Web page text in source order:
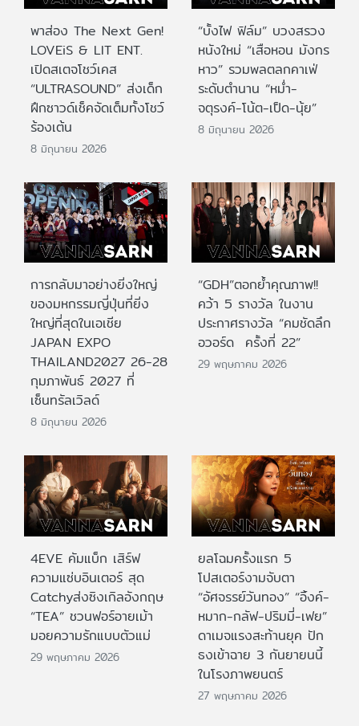
พาส่อง The Next Gen!
LOVEiS & LIT ENT.
เปิดสเตจโชว์เคส
“ULTRASOUND” ส่งเด็ก
ฝึกซาวด์เช็คจัดเต็มทั้งโชว์
ร้องเต้น
8 มิถุนายน 2026
“บั้งไฟ ฟิล์ม” บวงสรวง
หนังใหม่ “เสือหอน มังกร
หาว” รวมพลตลกคาเฟ่
ระดับตำนาน “หม่ำ-
จตุรงค์-โน้ต-เป็ด-นุ้ย”
8 มิถุนายน 2026
การกลับมาอย่างยิ่งใหญ่
ของมหกรรมญี่ปุ่นที่ยิ่ง
ใหญ่ที่สุดในเอเชีย
JAPAN EXPO
THAILAND2027 26-28
กุมภาพันธ์ 2027 ที่
เซ็นทรัลเวิลด์
8 มิถุนายน 2026
“GDH”ตอกย้ำคุณภาพ!!
คว้า 5 รางวัล ในงาน
ประกาศรางวัล “คมชัดลึก
อวอร์ด ครั้งที่ 22”
29 พฤษภาคม 2026
4EVE คัมแบ็ก เสิร์ฟ
ความแซ่บอินเตอร์ สุด
Catchyส่งซิงเกิลอังกฤษ
“TEA” ชวนฟอร์อายเม้า
มอยความรักแบบตัวแม่
29 พฤษภาคม 2026
ยลโฉมครั้งแรก 5
โปสเตอร์งามจับตา
“อัศจรรย์วันทอง” “อิ้งค์-
หมาก-กลัฟ-ปริมมี่-เฟย”
ดาเมจแรงสะท้านยุค ปัก
ธงเข้าฉาย 3 กันยายนนี้
ในโรงภาพยนตร์
27 พฤษภาคม 2026